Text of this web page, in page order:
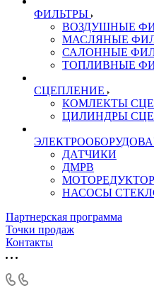
ФИЛЬТРЫ
ВОЗДУШНЫЕ
МАСЛЯНЫЕ
САЛОННЫЕ
ТОПЛИВНЫЕ
СЦЕПЛЕНИЕ
КОМЛЕКТЫ
ЦИЛИНДРЫ
ДАТЧИКИ
ДМРВ
НАСОСЫ
Партнерская программа
Точки продаж
Контакты